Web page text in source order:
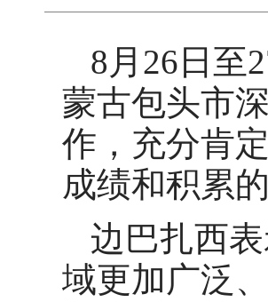
8月26日至
蒙古包头市
作，充分肯
成绩和积累的
边巴扎西
域更加广泛